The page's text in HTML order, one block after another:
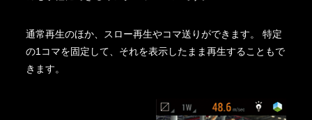
通常再生のほか、スロー再生やコマ送りができます。 特定
の1コマを固定して、それを表示したまま再生することもで
きます。